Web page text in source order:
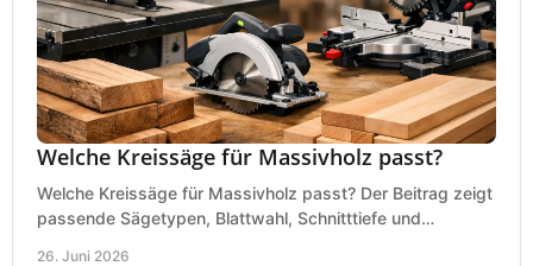
Welche Kreissäge für Massivholz passt?
Welche Kreissäge für Massivholz passt? Der Beitrag zeigt
passende Sägetypen, Blattwahl, Schnitttiefe und
26. Juni 2026